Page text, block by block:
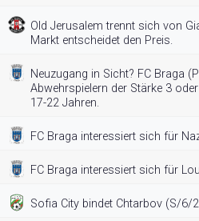
Old Jerusalem trennt sich von
Markt entscheidet den Preis.
Neuzugang in Sicht? FC Braga
Abwehrspielern der Stärke 3
17-22 Jahren.
FC Braga interessiert sich für
FC Braga interessiert sich für
Sofia City bindet Chtarbov (S/6/